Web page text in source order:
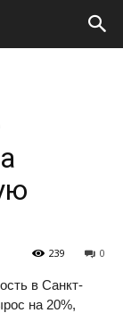
0
239
в Санкт-
на 20%,